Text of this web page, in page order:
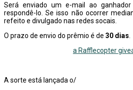
Será enviado um e-mail ao
respondê-lo. Se isso não ocorrer
refeito e divulgado nas redes socais.
O prazo de envio do prêmio é de 30 dias
a Rafflecopter
A sorte está lançada o/